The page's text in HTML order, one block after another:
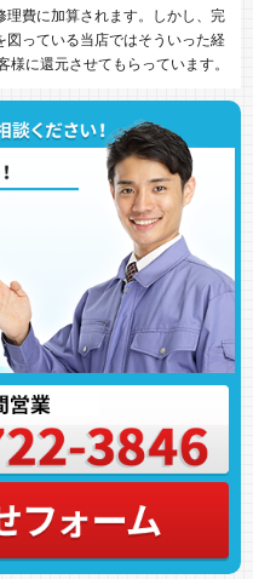
理費に加算されます。しかし、完
図っている当店ではそういった経
に還元させてもらっています。